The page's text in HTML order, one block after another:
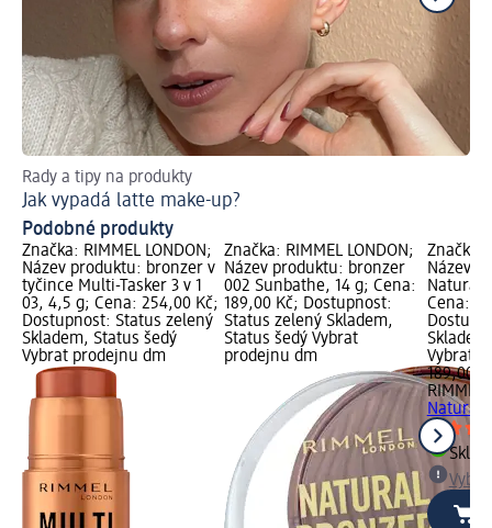
Rady a tipy na produkty
Jak vypadá latte make-up?
Podobné produkty
Značka: RIMMEL LONDON;
Název produktu: bronzer v
tyčince Multi-Tasker 3 v 1
03, 4,5 g; Cena: 254,00 Kč;
Dostupnost: Status zelený
Skladem, Status šedý
Vybrat prodejnu dm
Značka: RIMMEL LONDON;
Název produktu: bronzer
002 Sunbathe, 14 g; Cena:
189,00 Kč; Dostupnost:
Status zelený Skladem,
Status šedý Vybrat
prodejnu dm
Značka:
Název
Natural
Cena:
Vybrat
189,00
RIMMEL
Natural